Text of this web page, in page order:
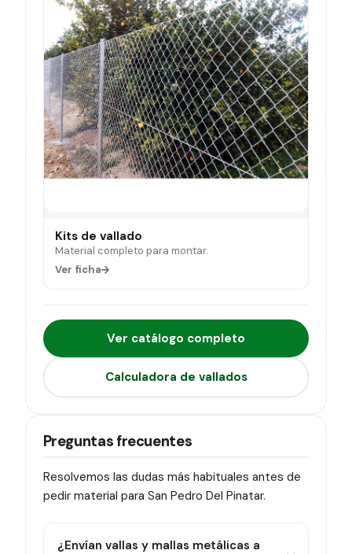
Kits de vallado
Material completo para montar.
Ver ficha
Ver catálogo completo
Calculadora de vallados
Preguntas frecuentes
Resolvemos las dudas más habituales antes de
pedir material para San Pedro Del Pinatar.
¿Envían vallas y mallas metálicas a